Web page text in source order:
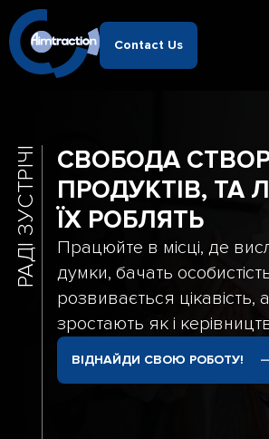
Contact Us
РАДІ ЗУСТРІЧІ
СВОБОДА
ПРОДУКТІВ, ТА
ЇХ РОБЛЯТЬ
Працюйте в місці, де
думки, бачать
розвивається цікавість,
зростають як і
ВІДНАЙДИ СВОЮ РОБОТУ!